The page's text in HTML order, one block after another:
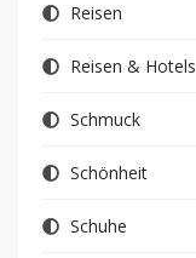
Reisen
Reisen & Hotels
Schmuck
Schönheit
Schuhe